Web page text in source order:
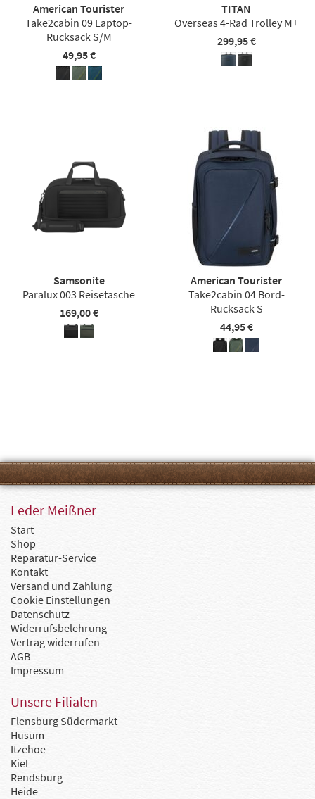
American Tourister
Take2cabin 09 Laptop-
Rucksack S/M
49,95 €
TITAN
Overseas 4-Rad Trolley M+
299,95 €
Samsonite
Paralux 003 Reisetasche
169,00 €
American Tourister
Take2cabin 04 Bord-
Rucksack S
44,95 €
Leder Meißner
Start
Shop
Reparatur-Service
Kontakt
Versand und Zahlung
Cookie Einstellungen
Datenschutz
Widerrufsbelehrung
Vertrag widerrufen
AGB
Impressum
Unsere Filialen
Flensburg Südermarkt
Husum
Itzehoe
Kiel
Rendsburg
Heide